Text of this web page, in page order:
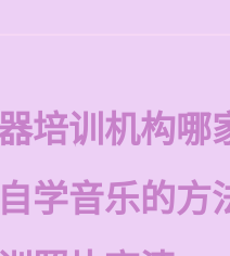
培训机构哪
学音乐的方